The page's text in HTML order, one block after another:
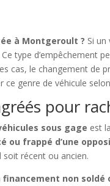
à Montgeroult ? Si un
type d’empêchement
cas, le changement de
ce genre de véhicule
pour
sous gage est
ou frappé d’une
soit récent ou ancien.
financement non soldé